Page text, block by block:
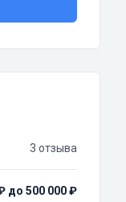
3 отзыва
до 500 000 ₽